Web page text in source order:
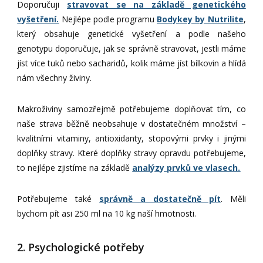
Doporučuji stravovat se na základě genetického
vyšetření. Nejlépe podle programu Bodykey by Nutrilite,
který obsahuje genetické vyšetření a podle našeho
genotypu doporučuje, jak se správně stravovat, jestli máme
jíst více tuků nebo sacharidů, kolik máme jíst bílkovin a hlídá
nám všechny živiny.
Makroživiny samozřejmě potřebujeme doplňovat tím, co
naše strava běžně neobsahuje v dostatečném množství –
kvalitními vitaminy, antioxidanty, stopovými prvky i jinými
doplňky stravy. Které doplňky stravy opravdu potřebujeme,
to nejlépe zjistíme na základě analýzy prvků ve vlasech.
Potřebujeme také správně a dostatečně pít. Měli
bychom pít asi 250 ml na 10 kg naší hmotnosti.
2. Psychologické potřeby